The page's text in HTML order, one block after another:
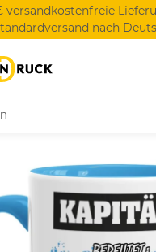
versandkostenfreie
nach